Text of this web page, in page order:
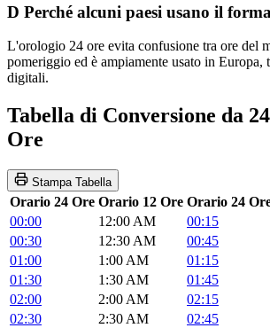
D Perché alcuni paesi usano il
L'orologio 24 ore evita confusione tra ore del
pomeriggio ed è ampiamente usato in Europa,
digitali.
Tabella di Conversione da
Ore
Stampa Tabella
Orario 24 Ore Orario 12 Ore Orario 24
00:00
12:00 AM 00:15
00:30
12:30 AM 00:45
01:00
1:00 AM 01:15
01:30
1:30 AM 01:45
02:00
2:00 AM 02:15
02:30
2:30 AM 02:45